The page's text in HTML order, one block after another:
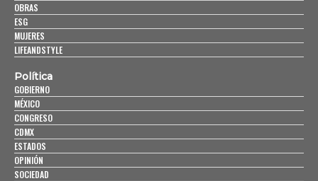
OBRAS
ESG
MUJERES
LIFEANDSTYLE
Política
GOBIERNO
MÉXICO
CONGRESO
CDMX
ESTADOS
OPINIÓN
SOCIEDAD